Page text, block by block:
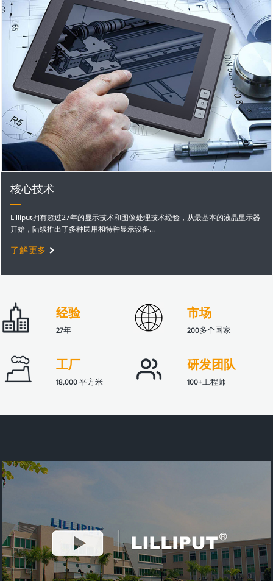
核心技术
Lilliput拥有超过27年的显示技术和图像处理技术经验，从最基本的液晶显示器
开始，陆续推出了多种民用和特种显示设备...
了解更多
经验
27年
市场
200多个国家
工厂
18,000 平方米
研发团队
100+工程师